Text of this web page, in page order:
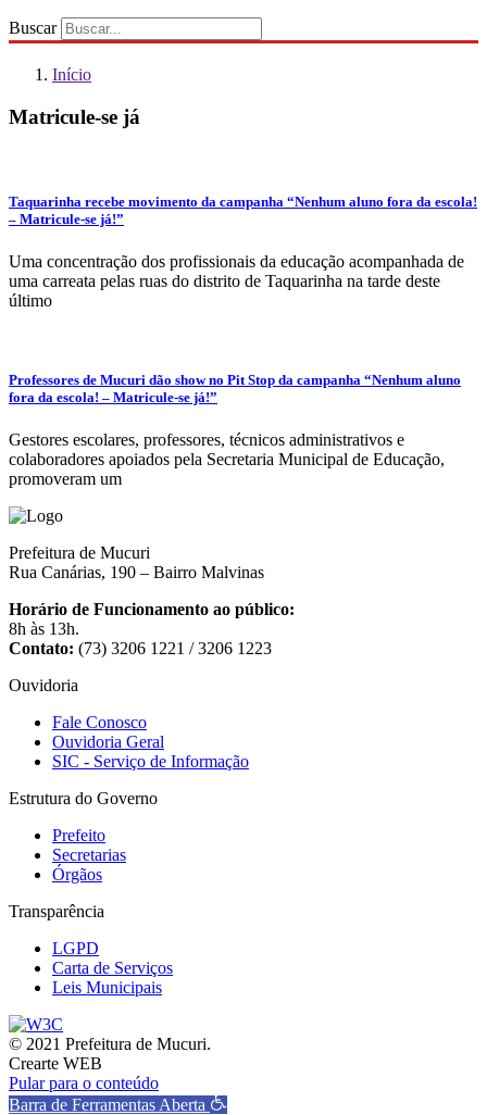
Buscar
Início
Matricule-se já
Taquarinha recebe movimento da campanha “Nenhum aluno fora da escola!
– Matricule-se já!”
Uma concentração dos profissionais da educação acompanhada de
uma carreata pelas ruas do distrito de Taquarinha na tarde deste
último
Professores de Mucuri dão show no Pit Stop da campanha “Nenhum aluno
fora da escola! – Matricule-se já!”
Gestores escolares, professores, técnicos administrativos e
colaboradores apoiados pela Secretaria Municipal de Educação,
promoveram um
Prefeitura de Mucuri
Rua Canárias, 190 – Bairro Malvinas
Horário de Funcionamento ao público:
8h às 13h.
Contato: (73) 3206 1221 / 3206 1223
Ouvidoria
Fale Conosco
Ouvidoria Geral
SIC - Serviço de Informação
Estrutura do Governo
Prefeito
Secretarias
Órgãos
Transparência
LGPD
Carta de Serviços
Leis Municipais
© 2021 Prefeitura de Mucuri.
Crearte WEB
Pular para o conteúdo
Barra de Ferramentas Aberta